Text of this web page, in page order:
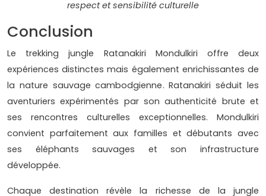
respect et sensibilité culturelle
Conclusion
Le trekking jungle Ratanakiri Mondulkiri offre deux
expériences distinctes mais également enrichissantes de
la nature sauvage cambodgienne. Ratanakiri séduit les
aventuriers expérimentés par son authenticité brute et
ses rencontres culturelles exceptionnelles. Mondulkiri
convient parfaitement aux familles et débutants avec
ses éléphants sauvages et son infrastructure
développée.
Chaque destination révèle la richesse de la jungle